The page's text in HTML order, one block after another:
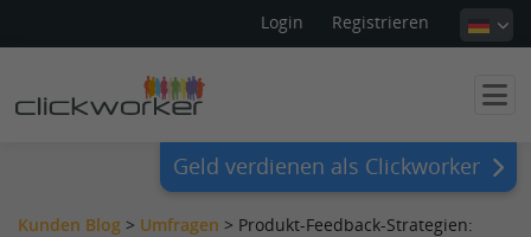
Login Registrieren
Geld verdienen als Clickworker
Kunden Blog > Umfragen > Produkt-Feedback-Strategien: